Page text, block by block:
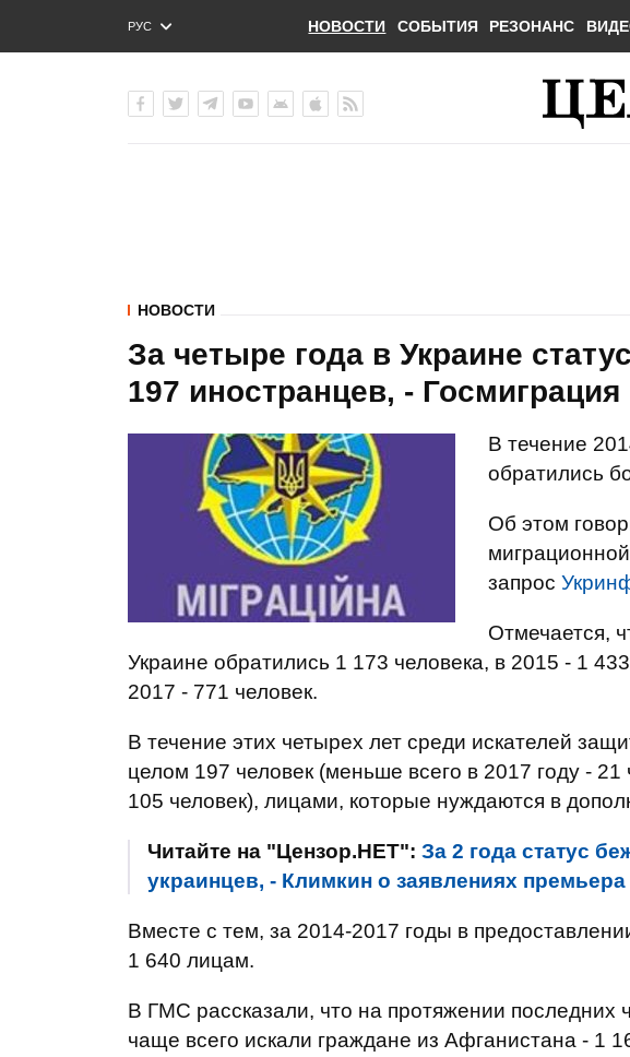
РУС
ENG
НОВОСТИ СОБЫТИЯ РЕЗОНАНС
НОВОСТИ
За четыре года в Украине
197 иностранцев, - Госмиграция
В течение
обратились
Об этом
запрос
Отмечается,
Украине обратились 1 173 человека, в 2015 - 1
2017 - 771 человек.
В течение этих четырех лет среди искателей
целом 197 человек (меньше всего в 2017 году -
105 человек), лицами, которые нуждаются в
Читайте на "Цензор.НЕТ": За 2 года статус
украинцев, - Климкин о заявлениях
Вместе с тем, за 2014-2017 годы в
1 640 лицам.
В ГМС рассказали, что на протяжении последних
чаще всего искали граждане из Афганистана - 1